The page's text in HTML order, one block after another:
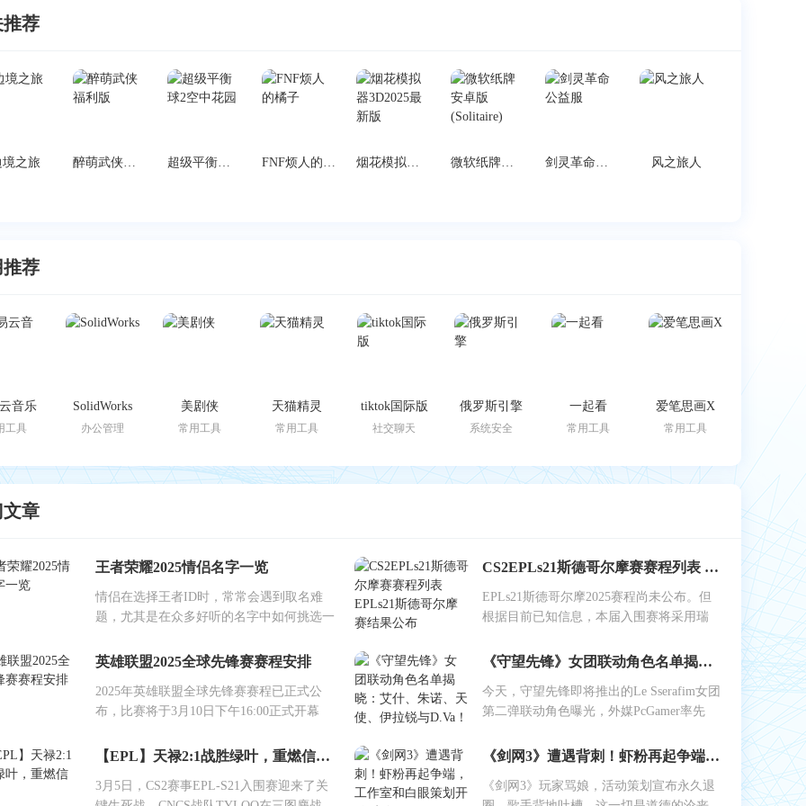
荐
境之旅 醉萌武侠福利版 超级平衡球2空中花园 FNF烦人的橘子 烟花模拟器3D2025最新版 微软纸牌安卓版(Solitaire) 剑灵革命公益服 风之旅人
荐
音乐
工具
SolidWorks
办公管理
美剧侠
常用工具
天猫精灵
常用工具
tiktok国际版
社交聊天
俄罗斯引擎
系统安全
一起看
常用工具
爱笔思画X
常用工具
章
王者荣耀2025情侣名字一览
情侣在选择王者ID时，常常会遇到取名难
题，尤其是在众多好听的名字中如何挑选一
CS2EPLs21斯德哥尔摩赛赛程列表 EPLs21斯德哥尔摩赛结果公布
EPLs21斯德哥尔摩2025赛程尚未公布。但
根据目前已知信息，本届入围赛将采用瑞
英雄联盟2025全球先锋赛赛程安排
2025年英雄联盟全球先锋赛赛程已正式公
布，比赛将于3月10日下午16:00正式开幕
《守望先锋》女团联动角色名单揭晓：艾什、朱诺、天使、伊拉锐与D.Va！
今天，守望先锋即将推出的Le Sserafim女团
第二弹联动角色曝光，外媒PcGamer率先
【EPL】天禄2:1战胜绿叶，重燃信念！
3月5日，CS2赛事EPL-S21入围赛迎来了关
《剑网3》遭遇背刺！虾粉再起争端，工作室和白眼策划开始反噬
《剑网3》玩家骂娘，活动策划宣布永久退